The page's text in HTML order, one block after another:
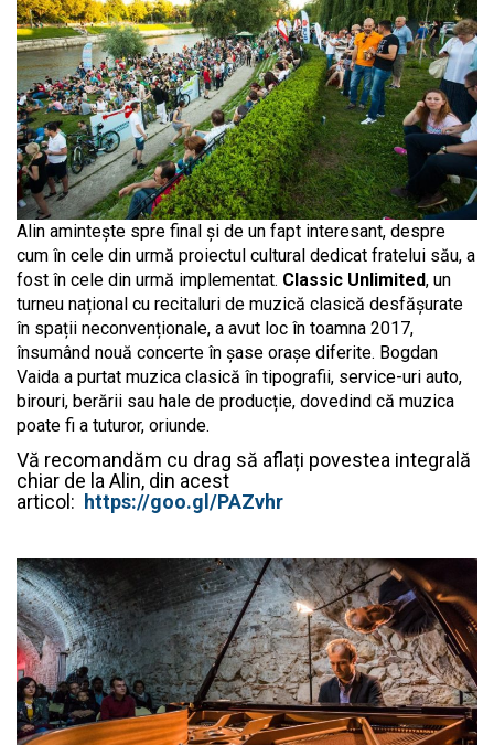
Alin amintește spre final și de un fapt interesant, despre
cum în cele din urmă proiectul cultural dedicat fratelui său, a
fost în cele din urmă implementat. Classic Unlimited, un
turneu național cu recitaluri de muzică clasică desfășurate
în spații neconvenționale, a avut loc în toamna 2017,
însumând nouă concerte în șase orașe diferite. Bogdan
Vaida a purtat muzica clasică în tipografii, service-uri auto,
birouri, berării sau hale de producție, dovedind că muzica
poate fi a tuturor, oriunde.
Vă recomandăm cu drag să aflați povestea integrală
chiar de la Alin, din acest
articol: https://goo.gl/PAZvhr